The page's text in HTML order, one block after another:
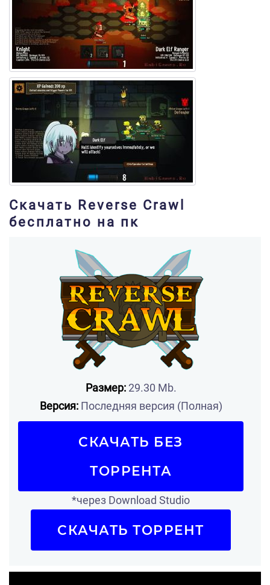
Скачать Reverse Crawl
бесплатно на пк
Размер:29.30 Mb.
Версия:Последняя версия (Полная)
СКАЧАТЬ БЕЗ
ТОРРЕНТА
*через Download Studio
СКАЧАТЬ ТОРРЕНТ